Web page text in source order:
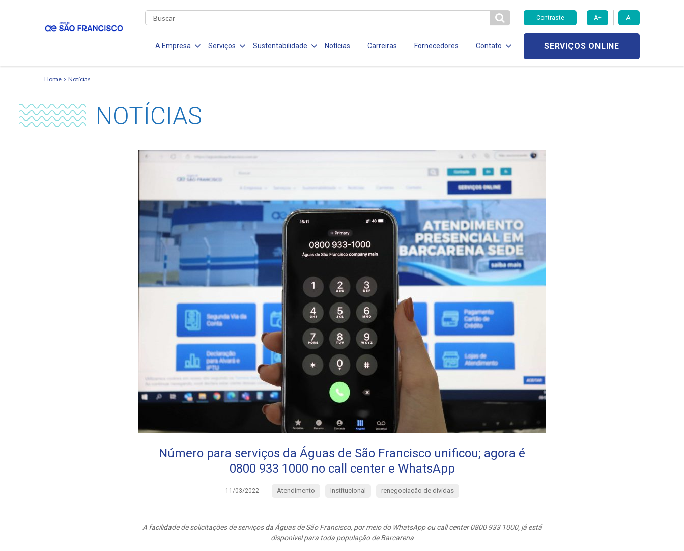
Contraste A+ A-
A Empresa Serviços Sustentabilidade Notícias Carreiras Fornecedores Contato SERVIÇOS ONLINE
Home Notícias
NOTÍCIAS
Número para serviços da Águas de São Francisco unificou; agora é
0800 933 1000 no call center e WhatsApp
11/03/2022 Atendimento Institucional renegociação de dívidas
A facilidade de solicitações de serviços da Águas de São Francisco, por meio do WhatsApp ou call center 0800 933 1000, já está
disponível para toda população de Barcarena